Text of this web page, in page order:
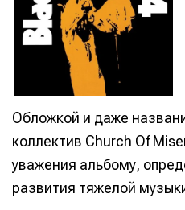
Обложкой и даже
коллектив Church Of
уважения альбому,
развития тяжелой